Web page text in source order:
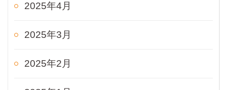
2025年4月
2025年3月
2025年2月